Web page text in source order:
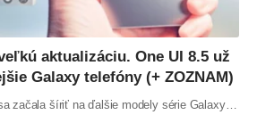
aktualizáciu. One UI 8.5 už
Galaxy telefóny (+ ZOZNAM)
začala šíriť na ďalšie modely série Galaxy…